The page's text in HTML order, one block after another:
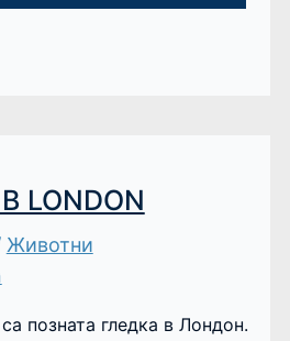
LONDON
Животни
позната гледка в Лондон.